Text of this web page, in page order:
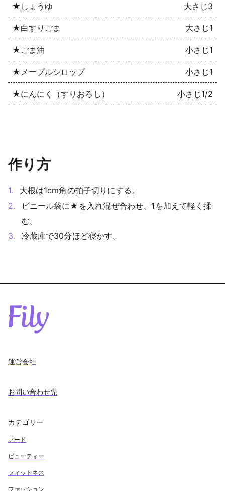
★しょうゆ 大さじ3
★白すりごま 大さじ1
★ごま油 小さじ1
★メープルシロップ 小さじ1
★にんにく（すりおろし） 小さじ1/2
作り方
大根は1cm角の拍子切りにする。
ビニール袋に★を入れ混ぜ合わせ、 1 を加えて軽く揉
む。
冷蔵庫で30分ほど寝かす。
運営会社
お問い合わせ先
カテゴリー
フード
ビューティー
フィットネス
ファッション